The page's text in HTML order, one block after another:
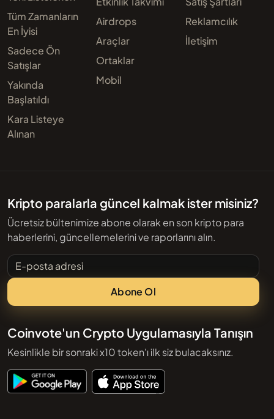
Tüm Zamanların
En İyisi
Sadece Ön
Satışlar
Yakında
Başlatıldı
Kara Listeye
Alınan
Airdrops
Araçlar
Ortaklar
Mobil
Reklamcılık
İletişim
Kripto paralarla güncel kalmak ister misiniz?
Ücretsiz bültenimize abone olarak en son kripto para
haberlerini, güncellemelerini ve raporlarını alın.
E-posta adresi
Abone Ol
Coinvote'un Crypto Uygulamasıyla Tanışın
Kesinlikle bir sonraki x10 token'ı ilk siz bulacaksınız.